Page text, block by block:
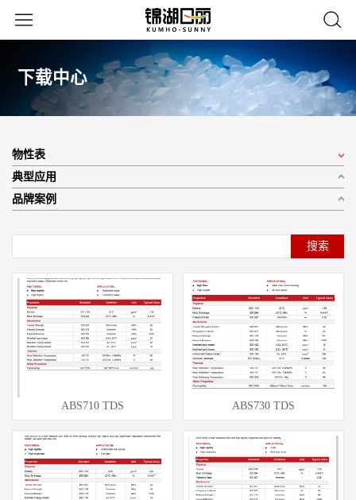
下载中心
物性表
典型应用
品牌案例
搜索
ABS710 TDS ABS730 TDS